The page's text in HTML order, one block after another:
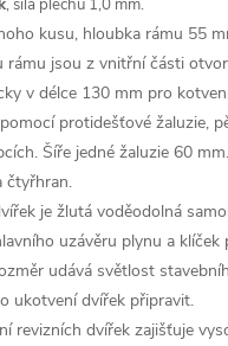
, síla plechu 1,0 mm.
kusu, hloubka rámu 55
rámu jsou z vnitřní části
v délce 130 mm pro
protidešťové žaluzie,
Šíře jedné žaluzie 60 mm.
čtyřhran.
je žlutá voděodolná
uzávěru plynu a klíček
udává světlost
ukotvení dvířek připravit.
revizních dvířek zajišťuje